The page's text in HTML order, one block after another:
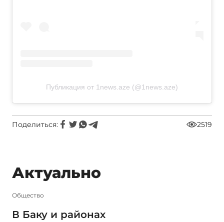
Публикация от 1news.aze (@1news.aze)
Поделиться: 2519
Актуально
Общество
В Баку и районах